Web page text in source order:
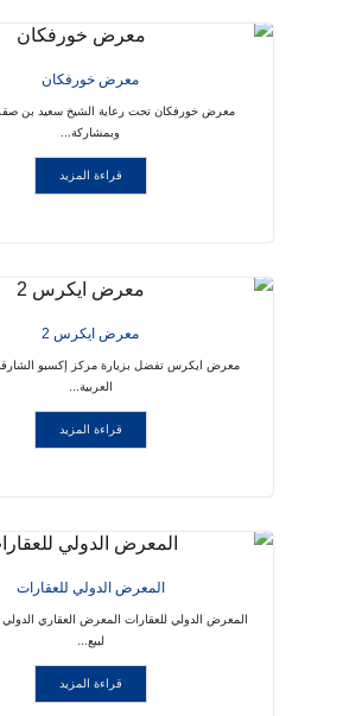
معرض خورفكان
معرض خورفكان تحت رعاية الشيخ سعيد بن
وبمشاركة...
قراءة المزيد
معرض ايكرس 2
معرض ايكرس تفضل بزيارة مركز إكسبو
العربية...
قراءة المزيد
المعرض الدولي للعقارات
المعرض الدولي للعقارات المعرض العقاري
لبيع...
قراءة المزيد